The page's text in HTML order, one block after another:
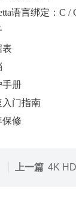
语言绑定：C /
册
门指南
修
上一篇 4K HDMI